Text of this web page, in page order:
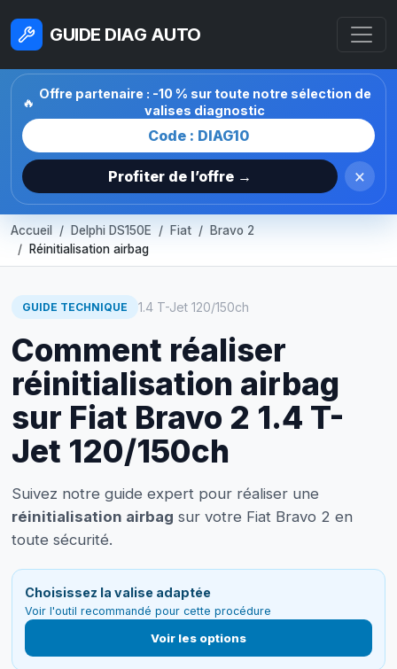
GUIDE DIAG AUTO
🔥
Offre partenaire : -10 % sur toute notre sélection de
valises diagnostic
Code : DIAG10
Profiter de l’offre → ×
Accueil Delphi DS150E Fiat
Bravo 2
Réinitialisation airbag
GUIDE TECHNIQUE 1.4 T-Jet 120/150ch
Comment réaliser
réinitialisation airbag
sur Fiat Bravo 2 1.4 T-
Jet 120/150ch
Suivez notre guide expert pour réaliser une
réinitialisation airbag sur votre Fiat Bravo 2 en
toute sécurité.
Choisissez la valise adaptée
Voir l'outil recommandé pour cette procédure
Voir les options